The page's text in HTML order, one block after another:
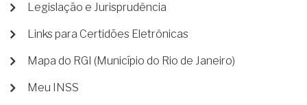
Legislação e Jurisprudência
Links para Certidões Eletrônicas
Mapa do RGI (Município do Rio de Janeiro)
Meu INSS